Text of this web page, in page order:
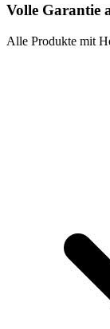
Volle Garantie
Alle Produkte mit